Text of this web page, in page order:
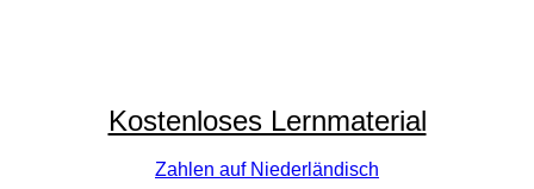
Kostenloses Lernmaterial
Zahlen auf Niederländisch